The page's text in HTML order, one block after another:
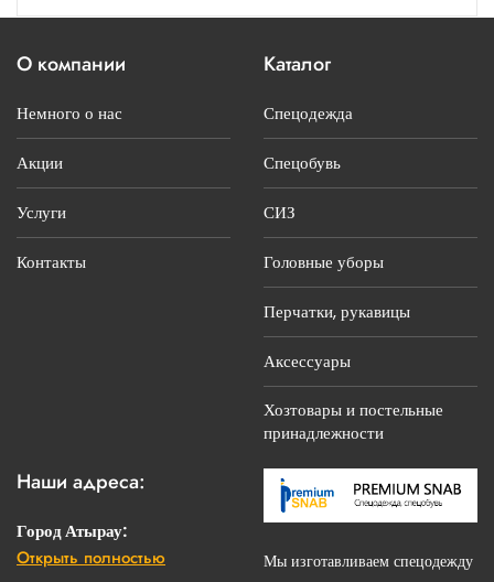
О компании
Немного о нас
Акции
Услуги
Контакты
Каталог
Спецодежда
Спецобувь
СИЗ
Головные уборы
Перчатки, рукавицы
Аксессуары
Хозтовары и постельные
принадлежности
Наши адреса:
Город Атырау:
г. Атырау, ул.С.Датова, 14 «Б»
Открыть полностью
Мы изготавливаем спецодежду